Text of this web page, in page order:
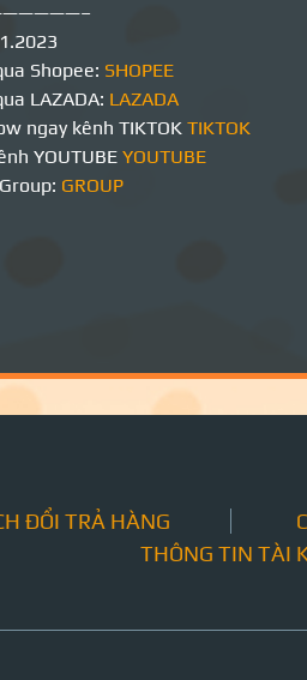
Shopee: SHOPEE
LAZADA: LAZADA
ngay kênh TIKTOKTIKTOK
YOUTUBEYOUTUBE
GROUP
ĐỔI TRẢ HÀNG
THÔNG TIN TÀI